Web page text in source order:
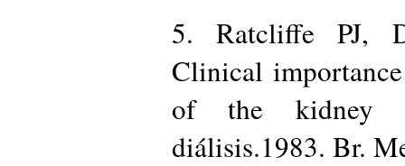
5. Ratcliffe PJ,
Clinical
of the kidney
diálisis.1983. Br.